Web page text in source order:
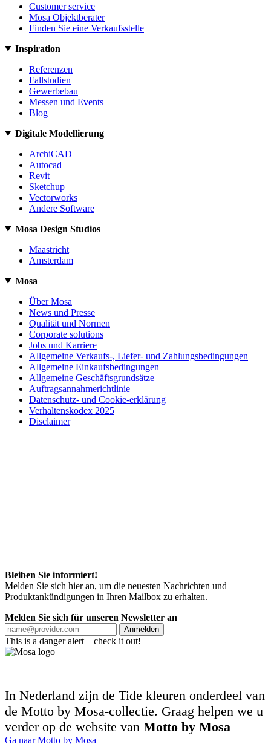
Customer service
Mosa Objektberater
Finden Sie eine Verkaufsstelle
Inspiration
Referenzen
Fallstudien
Gewerbebau
Messen und Events
Blog
Digitale Modellierung
ArchiCAD
Autocad
Revit
Sketchup
Vectorworks
Andere Software
Mosa Design Studios
Maastricht
Amsterdam
Mosa
Über Mosa
News und Presse
Qualität und Normen
Corporate solutions
Jobs und Karriere
Allgemeine Verkaufs-, Liefer- und Zahlungsbedingungen
Allgemeine Einkaufsbedingungen
Allgemeine Geschäftsgrundsätze
Auftragsannahmerichtlinie
Datenschutz- und Cookie-erklärung
Verhaltenskodex 2025
Disclaimer
Bleiben Sie informiert!
Melden Sie sich hier an, um die neuesten Nachrichten und
Produktankündigungen in Ihren Mailbox zu erhalten.
Melden Sie sich für unseren Newsletter an
Anmelden
This is a danger alert—check it out!
In Nederland zijn de Tide kleuren onderdeel van
de Motto by Mosa-collectie. Graag helpen we u
verder op de website van Motto by Mosa
Ga naar Motto by Mosa